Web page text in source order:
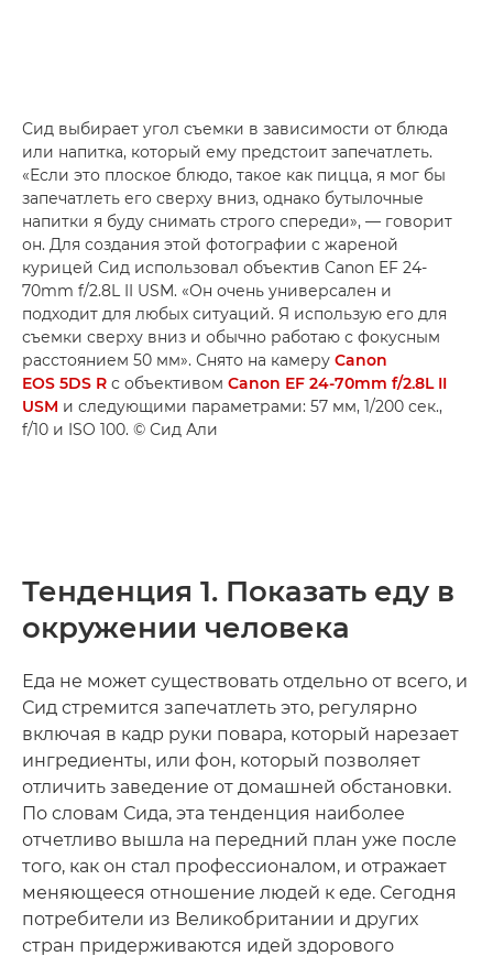
Сид выбирает угол съемки в зависимости от блюда
или напитка, который ему предстоит запечатлеть.
«Если это плоское блюдо, такое как пицца, я мог бы
запечатлеть его сверху вниз, однако бутылочные
напитки я буду снимать строго спереди», — говорит
он. Для создания этой фотографии с жареной
курицей Сид использовал объектив Canon EF 24-
70mm f/2.8L II USM. «Он очень универсален и
подходит для любых ситуаций. Я использую его для
съемки сверху вниз и обычно работаю с фокусным
расстоянием 50 мм». Снято на камеру Canon
EOS 5DS R с объективом Canon EF 24-70mm f/2.8L II
USM и следующими параметрами: 57 мм, 1/200 сек.,
f/10 и ISO 100. © Сид Али
Тенденция 1. Показать еду в
окружении человека
Еда не может существовать отдельно от всего, и
Сид стремится запечатлеть это, регулярно
включая в кадр руки повара, который нарезает
ингредиенты, или фон, который позволяет
отличить заведение от домашней обстановки.
По словам Сида, эта тенденция наиболее
отчетливо вышла на передний план уже после
того, как он стал профессионалом, и отражает
меняющееся отношение людей к еде. Сегодня
потребители из Великобритании и других
стран придерживаются идей здорового